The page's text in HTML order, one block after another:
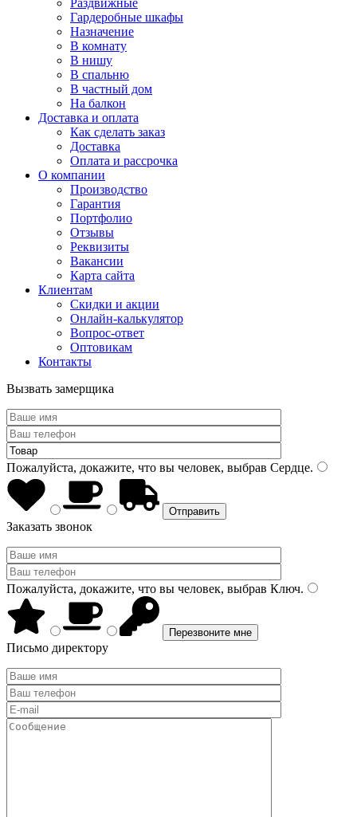
Раздвижные
Гардеробные шкафы
Назначение
В комнату
В нишу
В спальню
В частный дом
На балкон
Доставка и оплата
Как сделать заказ
Доставка
Оплата и рассрочка
О компании
Производство
Гарантия
Портфолио
Отзывы
Реквизиты
Вакансии
Карта сайта
Клиентам
Скидки и акции
Онлайн-калькулятор
Вопрос-ответ
Оптовикам
Контакты
Вызвать замерщика
Пожалуйста, докажите, что вы человек, выбрав Сердце.
Заказать звонок
Пожалуйста, докажите, что вы человек, выбрав Ключ.
Письмо директору